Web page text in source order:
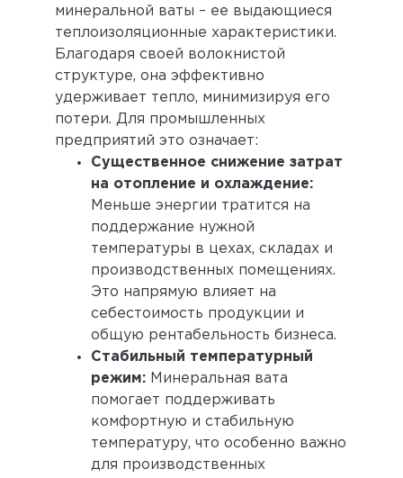
минеральной ваты – ее выдающиеся
теплоизоляционные характеристики.
Благодаря своей волокнистой
структуре, она эффективно
удерживает тепло, минимизируя его
потери. Для промышленных
предприятий это означает:
Существенное снижение затрат
на отопление и охлаждение:
Меньше энергии тратится на
поддержание нужной
температуры в цехах, складах и
производственных помещениях.
Это напрямую влияет на
себестоимость продукции и
общую рентабельность бизнеса.
Стабильный температурный
режим: Минеральная вата
помогает поддерживать
комфортную и стабильную
температуру, что особенно важно
для производственных